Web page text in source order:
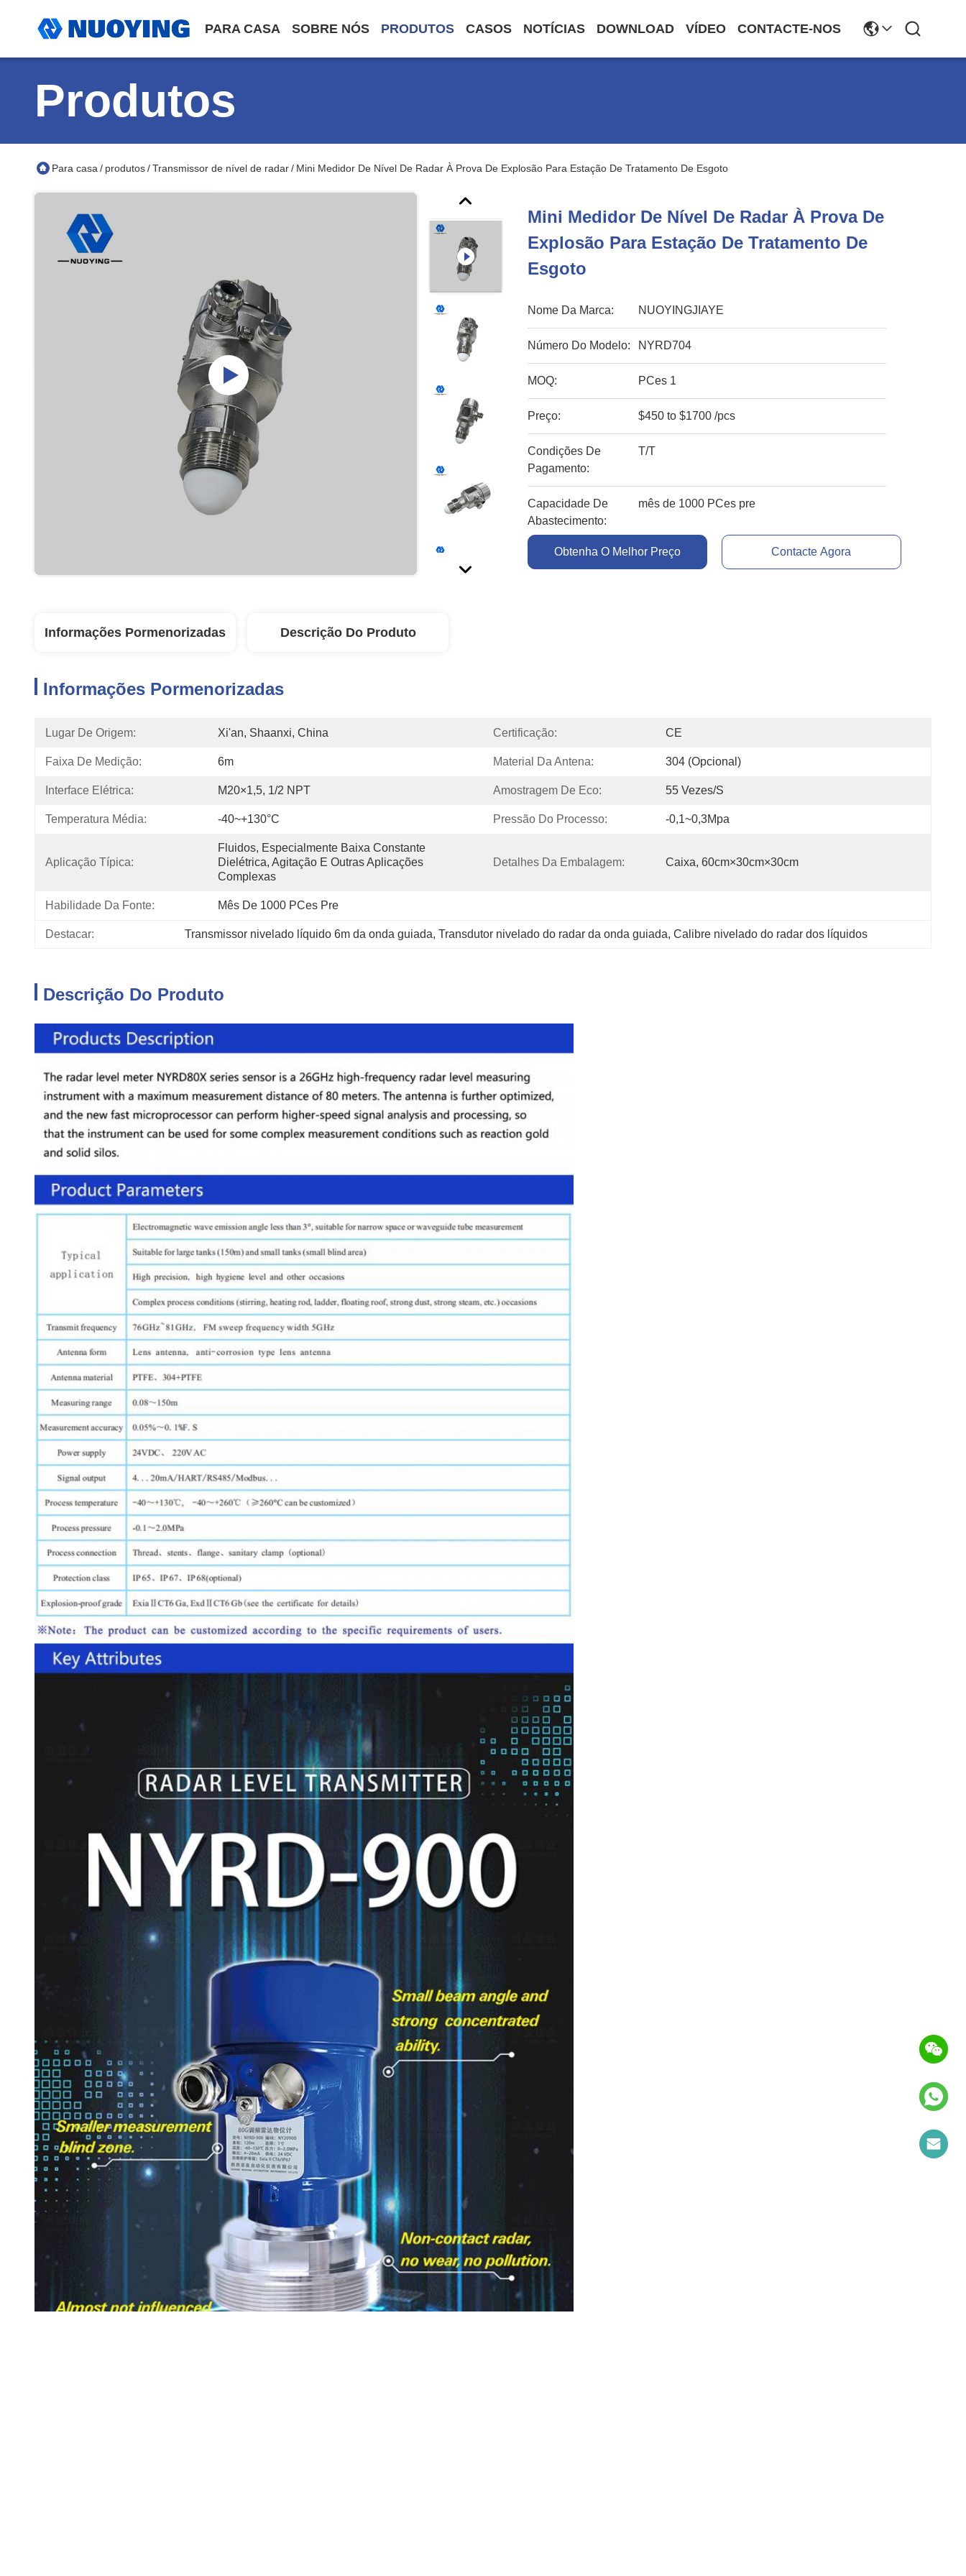
PARA CASA SOBRE NÓS PRODUTOS CASOS NOTÍCIAS DOWNLOAD VÍDEO CONTACTE-NOS
Produtos
Para casa / produtos/Transmissor de nível de radar/ Mini Medidor De Nível De Radar À Prova De Explosão Para Estação De Tratamento De Esgoto
Mini Medidor De Nível De Radar À Prova De
Explosão Para Estação De Tratamento De
Esgoto
Nome Da Marca: NUOYINGJIAYE
Número Do Modelo: NYRD704
MOQ: PCes 1
Preço: $450 to $1700 /pcs
Condições De
Pagamento:
T/T
Capacidade De
Abastecimento:
mês de 1000 PCes pre
Obtenha O Melhor Preço Contacte Agora
Informações Pormenorizadas Descrição Do Produto
Informações Pormenorizadas
Lugar De Origem: Xi'an, Shaanxi, China Certificação: CE
Faixa De Medição: 6m Material Da Antena: 304 (opcional)
Interface Elétrica: M20×1,5, 1/2 NPT Amostragem De Eco: 55 Vezes/s
Temperatura Média: -40~+130°C Pressão Do Processo: -0,1~0,3Mpa
Aplicação Típica:
Fluidos, Especialmente Baixa Constante
Dielétrica, Agitação E Outras Aplicações
Complexas
Detalhes Da Embalagem: Caixa, 60cm×30cm×30cm
Habilidade Da Fonte: Mês De 1000 PCes Pre
Destacar: Transmissor nivelado líquido 6m da onda guiada, Transdutor nivelado do radar da onda guiada, Calibre nivelado do radar dos líquidos
Descrição Do Produto